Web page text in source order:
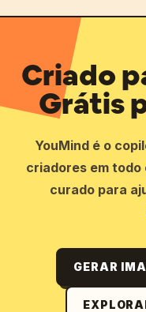
Criado
Grátis
YouMind é o
criadores em todo
curado para
GERAR